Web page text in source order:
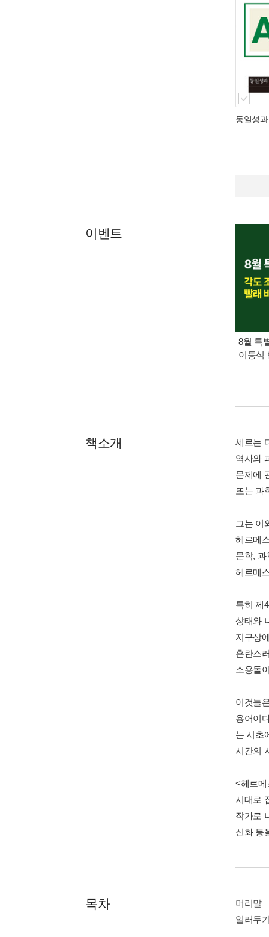
동일성
이벤트
8월 특
이동식
책소개
세르는
역사와
문제에
또는 과
그는 이
헤르메
문학,
헤르메
특히 제
상태와
지구상
혼란스
소용돌
이것들
용어이
는 시초
시간의
<헤르메
시대로
작가로
신화 등
목차
머리말
일러두